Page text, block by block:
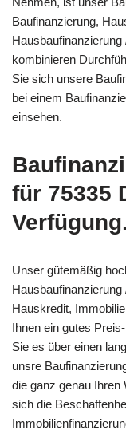
Baufinanzierung,
kombinieren
Sie sich unsere
bei einem
einsehen.
für 75335
Verfügung.
Unser gütemäßig
Hauskredit,
Ihnen ein gutes
Sie es über einen
unsre
die ganz genau Ihren
sich die